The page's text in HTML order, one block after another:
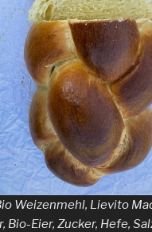
Weizenmehl, Lievito
Bio-Eier, Zucker, Hefe,